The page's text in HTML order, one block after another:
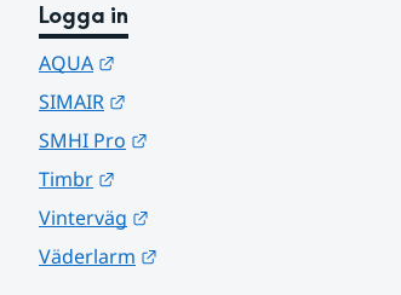
Logga in
AQUA
SIMAIR
SMHI Pro
Timbr
Vinterväg
Väderlarm